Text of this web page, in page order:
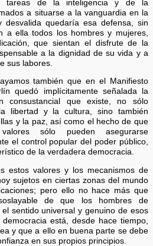
tareas de la inteligencia y de la
a situarse a la vanguardia en la
quedaría esa defensa, sin
a ella todos los hombres y mujeres,
que sientan el disfrute de la
a la dignidad de su vida y a
sus labores.
también que en el Manifiesto
quedó implícitamente señalada la
consustancial que existe, no sólo
libertad y la cultura, sino también
y la paz, así como el hecho de que
sólo pueden asegurarse
el control popular del poder público,
de la verdadera democracia.
estos valores y los mecanismos de
sujetos en ciertas zonas del mundo
pero ello no hace más que
de que los hombres de
sentido universal y genuino de esos
está, desde hace tiempo,
y que a ello en buena parte se debe
en sus propios principios.